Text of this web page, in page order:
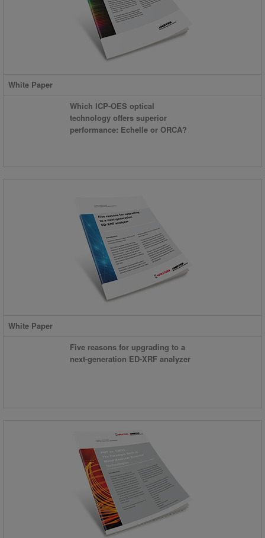
White Paper
Which ICP-OES optical
technology offers superior
performance: Echelle or ORCA?
White Paper
Five reasons for upgrading to a
next-generation ED-XRF analyzer